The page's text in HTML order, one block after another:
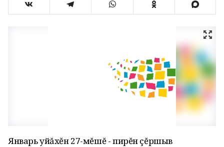
Январь уйăхĕн 27-мĕшĕ - пирĕн çĕршыв